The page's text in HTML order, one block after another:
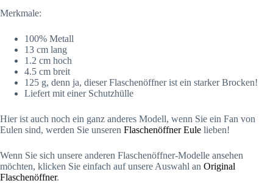
Merkmale:
100% Metall
13 cm lang
1.2 cm hoch
4.5 cm breit
125 g, denn ja, dieser Flaschenöffner ist ein starker Brocken!
Liefert mit einer Schutzhülle
Hier ist auch noch ein ganz anderes Modell, wenn Sie ein Fan von
Eulen sind, werden Sie unseren Flaschenöffner Eule lieben!
Wenn Sie sich unsere anderen Flaschenöffner-Modelle ansehen
möchten, klicken Sie einfach auf unsere Auswahl an Original
Flaschenöffner.